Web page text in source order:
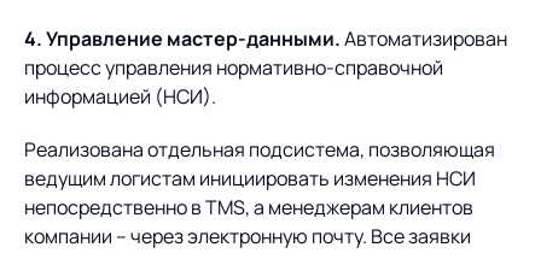
4. Управление мастер-данными.Автоматизирован
процесс управления нормативно-справочной
информацией (НСИ).
Реализована отдельная подсистема, позволяющая
ведущим логистам инициировать изменения НСИ
непосредственно в TMS, а менеджерам клиентов
компании – через электронную почту. Все заявки